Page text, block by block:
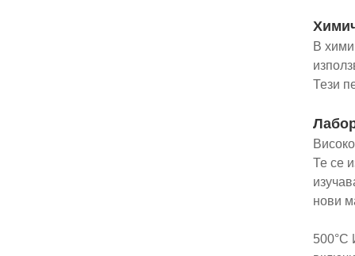
В
Тези
Те се
нови
500°C